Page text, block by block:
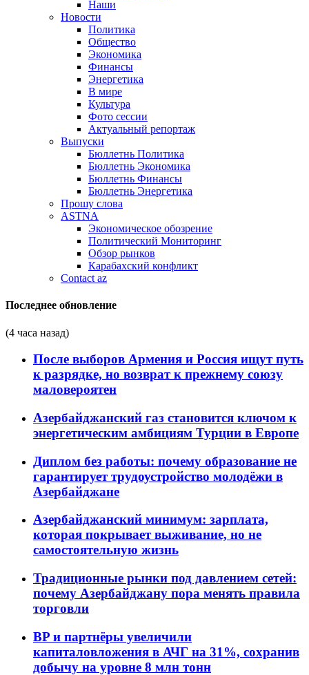
Наши
Новости
Политика
Общество
Экономика
Финансы
Энергетика
В мире
Культура
Фото сессии
Актуальный репортаж
Выпуски
Бюллетнь Политика
Бюллетнь Экономика
Бюллетнь Финансы
Бюллетнь Энергетика
Прошу слова
ASTNA
Экономическое обозрение
Политический Мониторинг
Обзор рынков
Карабахский конфликт
Contact az
Последнее обновление
(4 часа назад)
После выборов Армения и Россия ищут путь
к разрядке, но возврат к прежнему союзу
маловероятен
Азербайджанский газ становится ключом к
энергетическим амбициям Турции в Европе
Диплом без работы: почему образование не
гарантирует трудоустройство молодёжи в
Азербайджане
Азербайджанский минимум: зарплата,
которая покрывает выживание, но не
самостоятельную жизнь
Традиционные рынки под давлением сетей:
почему Азербайджану пора менять правила
торговли
BP и партнёры увеличили
капиталовложения в АЧГ на 31%, сохранив
добычу на уровне 8 млн тонн